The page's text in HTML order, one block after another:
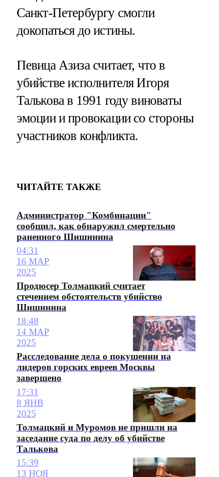
Санкт-Петербургу смогли
докопаться до истины.
Певица Азиза считает, что в
убийстве исполнителя Игоря
Талькова в 1991 году виноваты
эмоции и провокации со стороны
участников конфликта.
ЧИТАЙТЕ ТАКЖЕ
Администратор "Комбинации"
сообщил, как обнаружил смертельно
раненного Шишинина
04:31
16 МАР
2025
Продюсер Толмацкий считает
стечением обстоятельств убийство
Шишинина
18:48
14 МАР
2025
Расследование дела о покушении на
лидеров горских евреев Москвы
завершено
17:31
8 ЯНВ
2025
Толмацкий и Муромов не пришли на
заседание суда по делу об убийстве
Талькова
15:39
13 НОЯ